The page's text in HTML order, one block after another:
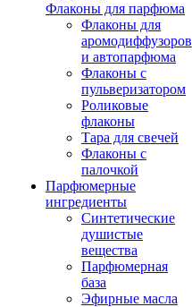
Флаконы для парфюма
Флаконы для
аромодиффузоров
и автопарфюма
Флаконы с
пульверизатором
Роликовые
флаконы
Тара для свечей
Флаконы с
палочкой
Парфюмерные
ингредиенты
Синтетические
душистые
вещества
Парфюмерная
база
Эфирные масла